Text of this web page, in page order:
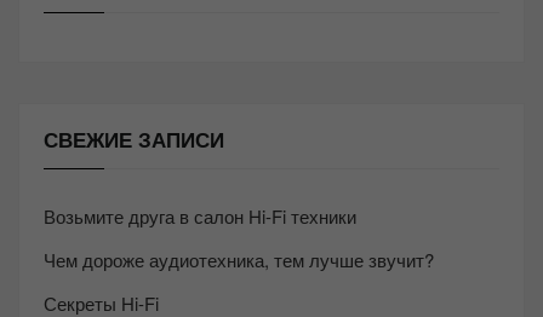
СВЕЖИЕ ЗАПИСИ
Возьмите друга в салон Hi-Fi техники
Чем дороже аудиотехника, тем лучше звучит?
Секреты Hi-Fi